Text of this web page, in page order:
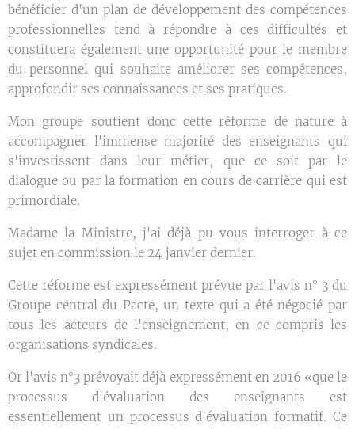
bénéficier d'un plan de développement des compétences
professionnelles tend à répondre à ces difficultés et
constituera également une opportunité pour le membre
du personnel qui souhaite améliorer ses compétences,
approfondir ses connaissances et ses pratiques.
Mon groupe soutient donc cette réforme de nature à
accompagner l'immense majorité des enseignants qui
s'investissent dans leur métier, que ce soit par le
dialogue ou par la formation en cours de carrière qui est
primordiale.
Madame la Ministre, j'ai déjà pu vous interroger à ce
sujet en commission le 24 janvier dernier.
Cette réforme est expressément prévue par l'avis n° 3 du
Groupe central du Pacte, un texte qui a été négocié par
tous les acteurs de l'enseignement, en ce compris les
organisations syndicales.
Or l'avis n°3 prévoyait déjà expressément en 2016 «que le
processus d'évaluation des enseignants est
essentiellement un processus d'évaluation formatif. Ce